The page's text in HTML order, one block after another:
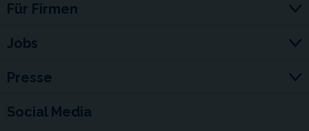
Für Firmen
Jobs
Presse
Social Media